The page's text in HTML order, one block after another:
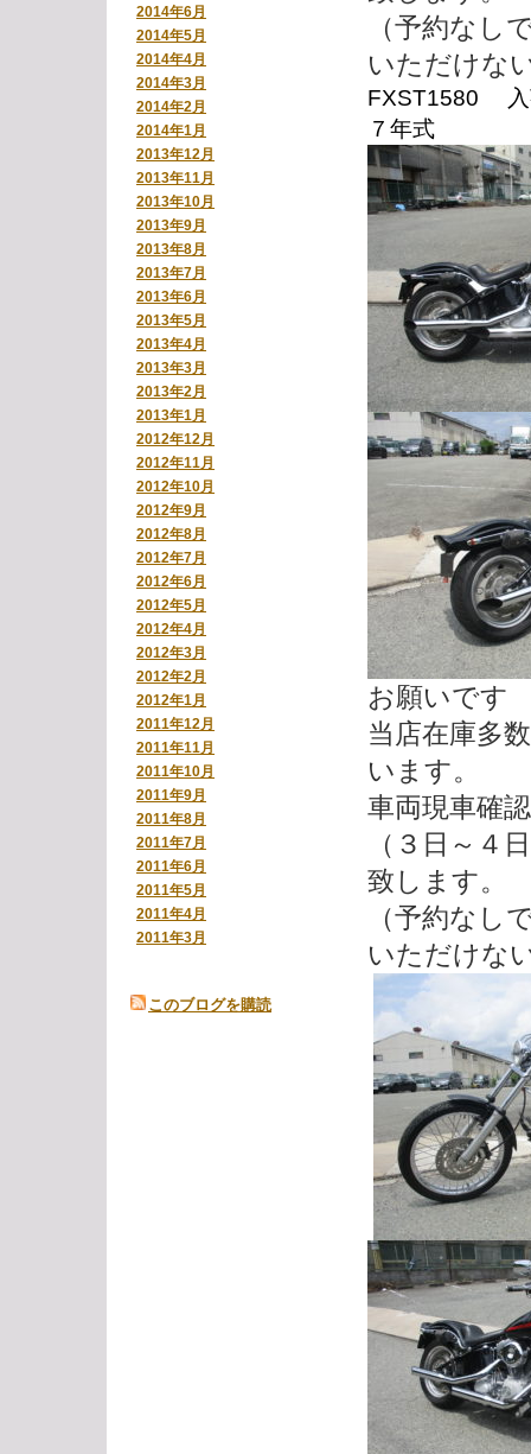
2014年6月
2014年5月
2014年4月
2014年3月
2014年2月
2014年1月
2013年12月
2013年11月
2013年10月
2013年9月
2013年8月
2013年7月
2013年6月
2013年5月
2013年4月
2013年3月
2013年2月
2013年1月
2012年12月
2012年11月
2012年10月
2012年9月
2012年8月
2012年7月
2012年6月
2012年5月
2012年4月
2012年3月
2012年2月
2012年1月
2011年12月
2011年11月
2011年10月
2011年9月
2011年8月
2011年7月
2011年6月
2011年5月
2011年4月
2011年3月
このブログを購読
（予約なし
いただけな
FXST1580 入
７年式
お願いです
当店在庫多
います。
車両現車確
（３日～４
致します。
（予約なし
いただけな